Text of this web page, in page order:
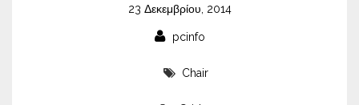
23 Δεκεμβρίου, 2014
pcinfo
Chair